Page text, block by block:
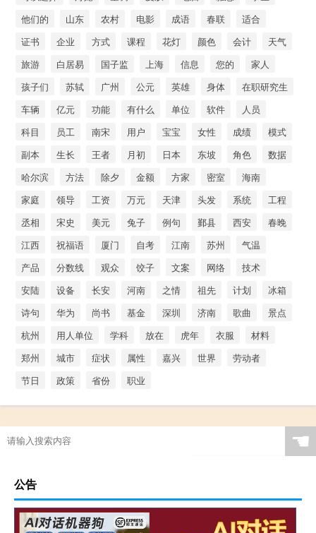
他们的
山东 农村 电影 成语 春联
适合
证书
企业 方式 课程 花灯 颜色 会计
天气
旅游
白居易 国子监 上海 信息 您的
家人
孩子们
苏轼 广州 公元 英雄 身体
在职研究生
车辆
亿元 功能 有什么 单位 软件
人员
科目
员工 南宋 用户 宝宝 女性 成绩
模式
副本
生长 王者 月初 日本 东坡 角色
数据
哈尔滨
方法 除夕 金额 方家 密室
海南
家庭
领导 工资 万元 天津 头发 系统
工程
丞相
宋史 美元 兔子 例句 鄞县 西安
春晚
江西
祝福语 厦门 自考 江南 苏州
气温
产品
分数线 观众 饺子 文案 网络
技术
安陆
设备 长安 河南 之情 祖先 计划
冰箱
诗句
华为 尚书 基金 深圳 济南 歌曲
景点
杭州
用人单位 学科 放在 虎年 衣服
材料
郑州
城市 症状 属性 嘉兴 世界
劳动者
节日
政策 省份 职业
☚
公告